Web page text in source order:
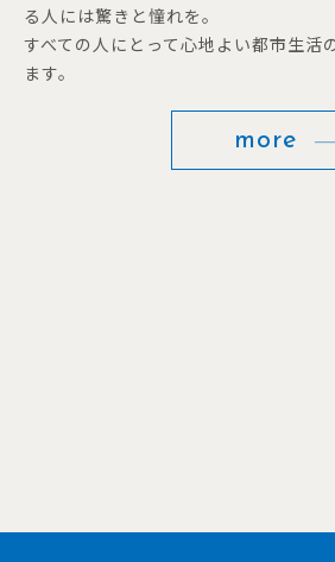
る人には驚きと憧れを。
すべての人にとって心地よい都市生活
ます。
more